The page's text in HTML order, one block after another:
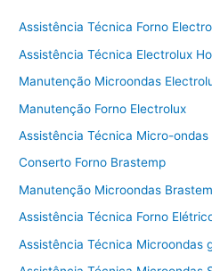
Assistência Técnica Forno
Assistência Técnica Electrolux
Manutenção Microondas
Manutenção Forno Electrolux
Assistência Técnica Micro-ondas
Conserto Forno Brastemp
Manutenção Microondas
Assistência Técnica Forno
Assistência Técnica Microondas